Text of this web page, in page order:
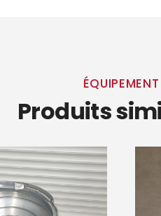
ÉQUIPEMENT
Produits